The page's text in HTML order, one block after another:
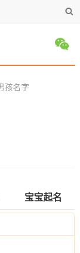
孩名字
宝宝起名